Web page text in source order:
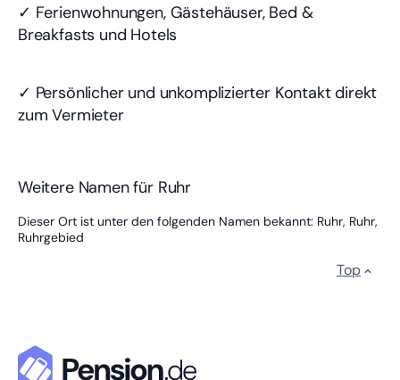
✓ Ferienwohnungen, Gästehäuser, Bed &
Breakfasts und Hotels
✓ Persönlicher und unkomplizierter Kontakt direkt
zum Vermieter
Weitere Namen für Ruhr
Dieser Ort ist unter den folgenden Namen bekannt: Ruhr, Ruhr,
Ruhrgebied
Top